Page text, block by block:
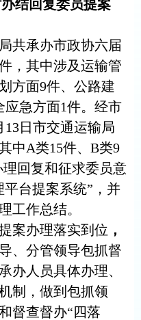
结回复委员提案
共承办市政协六届
，其中涉及运输管
方面9件、公路建
应急方面1件。经市
日市交通运输局
中A类15件、B类9
回复和征求委员意
平台提案系统”，并
工作总结。
案办理落实到位 ，
、分管领导包抓督
办人员具体办理、
制，做到包抓领
督查督办“四落